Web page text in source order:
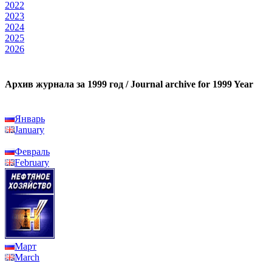
2022
2023
2024
2025
2026
Архив журнала за 1999 год / Journal archive for 1999 Year
Январь
January
Февраль
February
Март
March